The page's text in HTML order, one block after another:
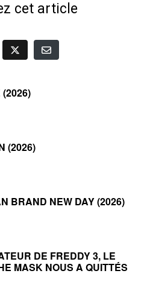
cet article
(2026)
BRAND NEW DAY (2026)
DE FREDDY 3, LE
MASK NOUS A QUITTÉS